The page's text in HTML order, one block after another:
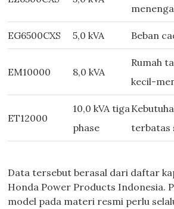
EG6500CXS 5,0 kVA Beban
EM10000 8,0 kVA
Rumah
kecil-
ET12000
10,0 kVA tiga
phase
terbatas
Data tersebut berasal dari daftar
Honda Power Products Indonesia.
model pada materi resmi perlu